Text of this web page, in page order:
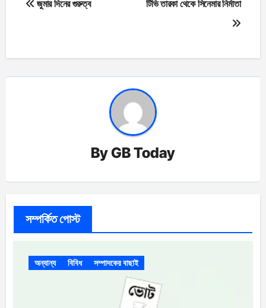
জুমার দিনের গুরুত্ব টিভি তারকা থেকে সিনেমার নির্মাতা
ByGB Today
সম্পর্কিত পোস্ট
অন্যান্য বিবিধ সম্পাদকের বাছাই